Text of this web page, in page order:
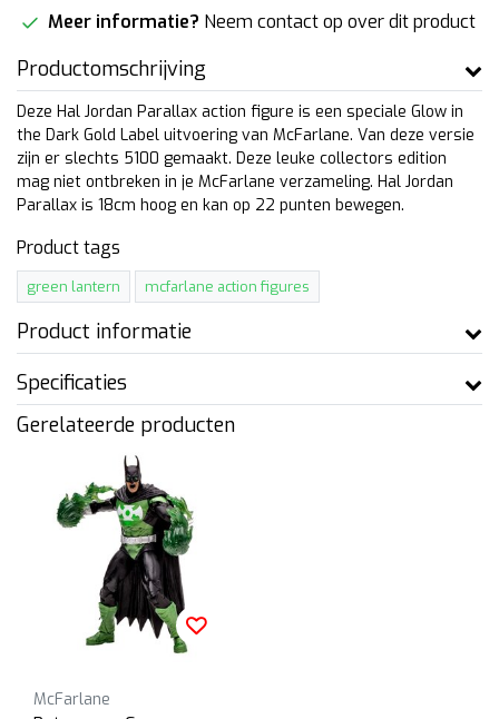
Meer informatie? Neem contact op over dit product
Productomschrijving
Deze Hal Jordan Parallax action figure is een speciale Glow in
the Dark Gold Label uitvoering van McFarlane. Van deze versie
zijn er slechts 5100 gemaakt. Deze leuke collectors edition
mag niet ontbreken in je McFarlane verzameling. Hal Jordan
Parallax is 18cm hoog en kan op 22 punten bewegen.
Product tags
green lantern mcfarlane action figures
Product informatie
Specificaties
Gerelateerde producten
McFarlane